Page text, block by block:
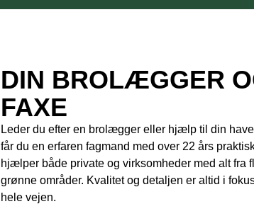
DIN BROLÆGGER
FAXE
Leder du efter en brolægger eller hjælp til din
får du en erfaren fagmand med over 22 års
hjælper både private og virksomheder med alt
grønne områder. Kvalitet og detaljen er altid i
hele vejen.